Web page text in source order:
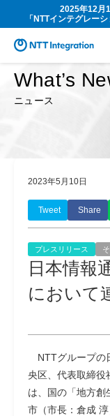
2025年12月
「NTTインテグレー
What’s
ニュース
2023年5月10日
Tweet Share
プレスリリース
日本情報
において
NTTグループの
央区、代表取締役
は、国の「地方創
市（市長：倉成